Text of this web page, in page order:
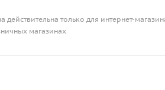
действительна только для интернет-
магазинах